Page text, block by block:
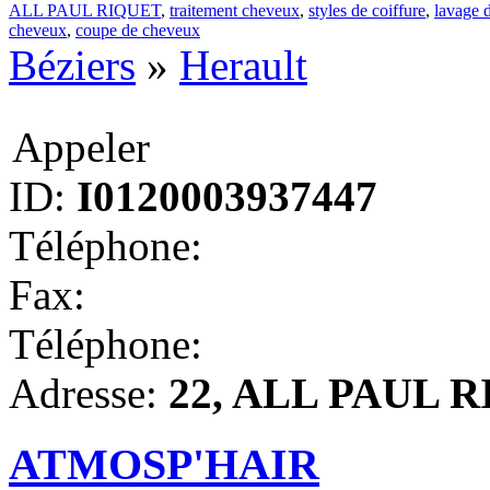
ALL PAUL RIQUET, traitement cheveux, styles de coiffure, lavage
cheveux, coupe de cheveux
Béziers » Herault
Appeler
ID: I0120003937447
Téléphone:
Fax:
Téléphone:
Adresse: 22, ALL PAUL
ATMOSP'HAIR